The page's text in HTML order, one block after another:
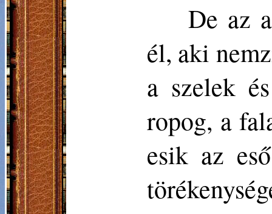
De az
él, aki
a szelek
ropog, a
esik az